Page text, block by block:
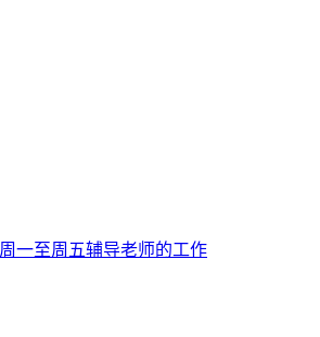
一至周五辅导老师的工作